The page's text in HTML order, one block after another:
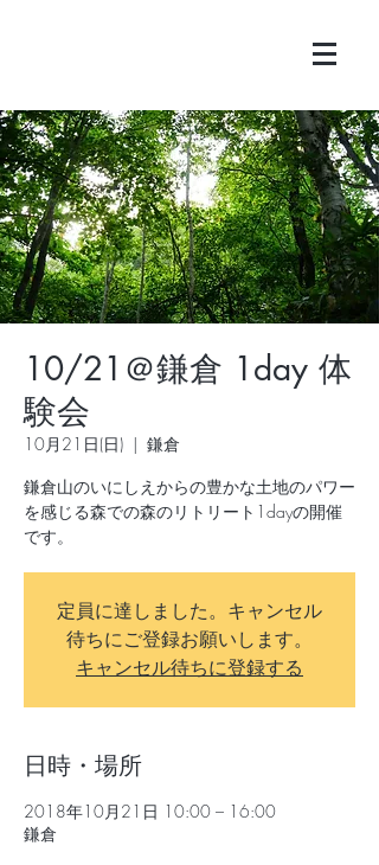
10/21＠鎌倉 1day 体
験会
10月21日(日)
  |
鎌倉
鎌倉山のいにしえからの豊かな土地のパワー
を感じる森での森のリトリート1dayの開催
です。
定員に達しました。キャンセル
待ちにご登録お願いします。
キャンセル待ちに登録する
日時・場所
2018年10月21日 10:00 – 16:00
鎌倉